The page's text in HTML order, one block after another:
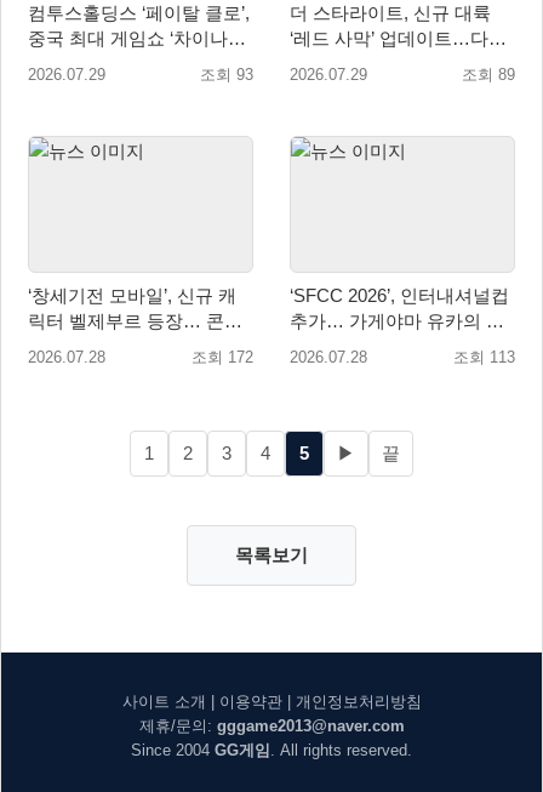
컴투스홀딩스 ‘페이탈 클로’,
중국 최대 게임쇼 ‘차이나조
이 2026’ 참가
2026.07.29 조회 93
더 스타라이트, 신규 대륙
‘레드 사막’ 업데이트…다섯
번째 대륙 개방
2026.07.29 조회 89
‘창세기전 모바일’, 신규 캐
릭터 벨제부르 등장… 콘텐
츠 업데이트 실시
2026.07.28 조회 172
‘SFCC 2026’, 인터내셔널컵
추가… 가게야마 유카의 특
별 훈련 카드 등장!
2026.07.28 조회 113
1 2 3 4 5 ▶ 끝
목록보기
사이트 소개 이용약관| 개인정보처리방침
제휴/문의: gggame2013@naver.com
Since 2004 GG게임 . All rights reserved.